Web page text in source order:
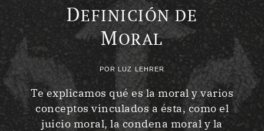
DEFINICIÓN DE
MORAL
POR LUZ LEHRER
Te explicamos qué es la moral y varios
conceptos vinculados a ésta, como el
juicio moral, la condena moral y la